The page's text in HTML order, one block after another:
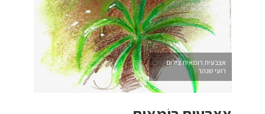
אצבעית רומאית צילום
רועי שנהר